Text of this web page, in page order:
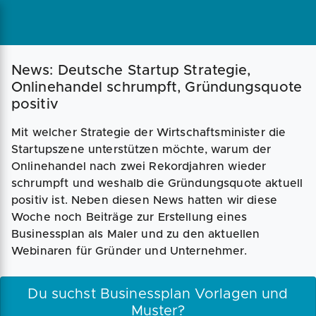
Magazin Businessplan Fördermittel
News: Deutsche Startup Strategie,
Onlinehandel schrumpft, Gründungsquote
positiv
Mit welcher Strategie der Wirtschaftsminister die
Startupszene unterstützen möchte, warum der
Onlinehandel nach zwei Rekordjahren wieder
schrumpft und weshalb die Gründungsquote aktuell
positiv ist. Neben diesen News hatten wir diese
Woche noch Beiträge zur Erstellung eines
Businessplan als Maler und zu den aktuellen
Webinaren für Gründer und Unternehmer.
Du suchst Businessplan Vorlagen und
Muster?